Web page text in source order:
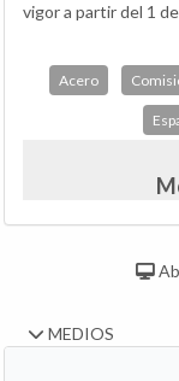
vigor a partir del 1
Acero
MEDIOS